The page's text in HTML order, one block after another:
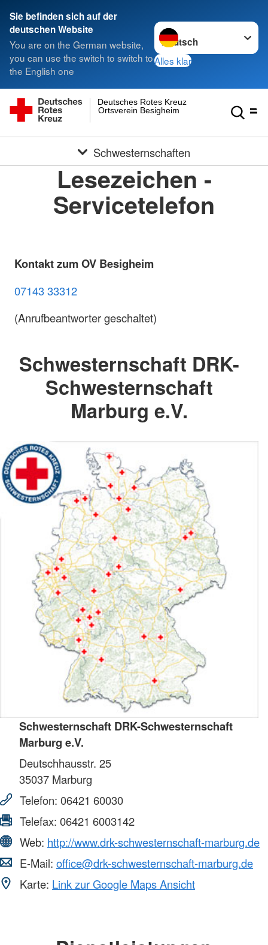
Sie befinden sich auf der
deutschen Website
You are on the German website,
you can use the switch to switch to
the English one
Sprache wechseln zu
Alles klar
Ortsverein Besigheim
Deutsches Rotes Kreuz
Schwesternschaften
Lesezeichen -
Servicetelefon
Kontakt zum OV Besigheim
07143 33312
(Anrufbeantworter geschaltet)
Schwesternschaft DRK-
Schwesternschaft
Marburg e.V.
Schwesternschaft DRK-Schwesternschaft
Marburg e.V.
Deutschhausstr. 25
35037 Marburg
Telefon: 06421 60030
Telefax: 06421 6003142
Web: http://www.drk-schwesternschaft-marburg.de
E-Mail: office@drk-schwesternschaft-marburg.de
Karte: Link zur Google Maps Ansicht